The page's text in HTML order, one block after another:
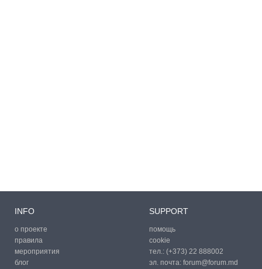
INFO
о проекте
правила
мероприятия
блог
SUPPORT
помощь
cookie
тел.: (+373) 22 888002
эл. почта: forum@forum.md